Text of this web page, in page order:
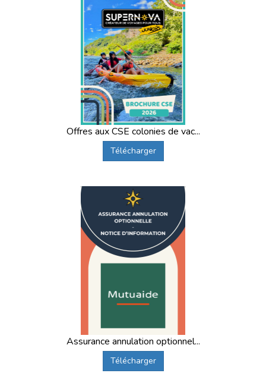
Offres aux CSE colonies de vac...
Télécharger
Assurance annulation optionnel...
Télécharger